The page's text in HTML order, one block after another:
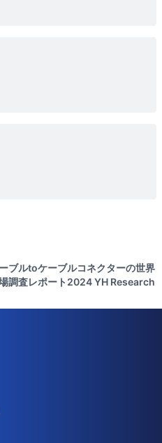
ブルtoケーブルコネクターの世界
調査レポート2024 YH Research